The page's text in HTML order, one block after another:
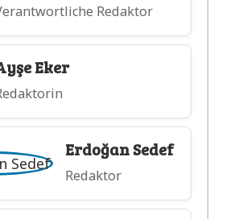
Redaktor
Eker
Erdoğan Sedef
Redaktor